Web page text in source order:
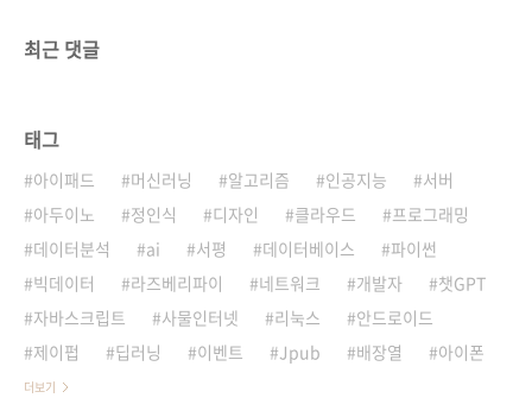
최근 댓글
태그
아이패드 머신러닝 알고리즘 인공지능
서버
아두이노
정인식 디자인 클라우드
프로그래밍
데이터분석
ai 서평 데이터베이스
파이썬
빅데이터
라즈베리파이 네트워크 개발자
챗GPT
자바스크립트
사물인터넷 리눅스
안드로이드
제이펍
딥러닝 이벤트 Jpub 배장열 아이폰
더보기